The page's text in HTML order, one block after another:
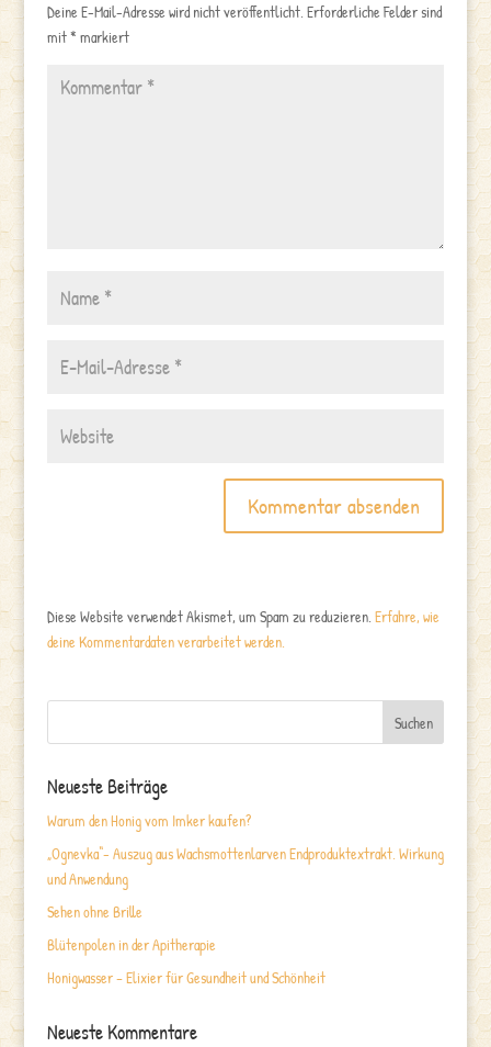
Deine E-Mail-Adresse wird nicht veröffentlicht. Erforderliche Felder sind
mit* markiert
Diese Website verwendet Akismet, um Spam zu reduzieren. Erfahre, wie
deine Kommentardaten verarbeitet werden.
Neueste Beiträge
Warum den Honig vom Imker kaufen?
„Ognevka“- Auszug aus Wachsmottenlarven Endproduktextrakt. Wirkung
und Anwendung
Sehen ohne Brille
Blütenpolen in der Apitherapie
Honigwasser – Elixier für Gesundheit und Schönheit
Neueste Kommentare